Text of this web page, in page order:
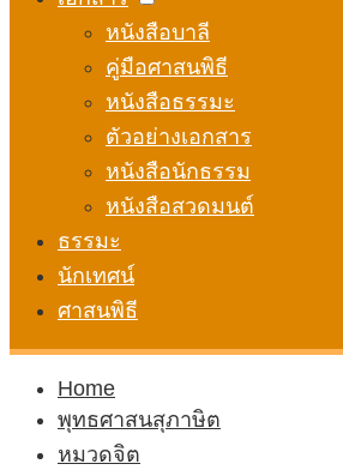
หนังสือบาลี
คู่มือศาสนพิธี
หนังสือธรรมะ
ตัวอย่างเอกสาร
หนังสือนักธรรม
หนังสือสวดมนต์
ธรรมะ
นักเทศน์
ศาสนพิธี
Home
พุทธศาสนสุภาษิต
หมวดจิต